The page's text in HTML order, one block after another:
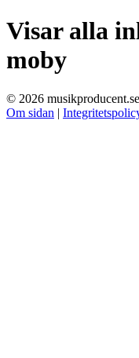
Visar alla
moby
© 2026 musikproducent.se
Om sidan |